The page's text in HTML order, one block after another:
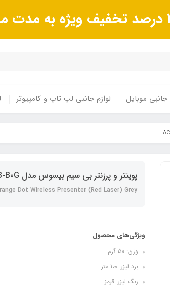
جانبی موبایل لوازم جانبی لپ تاپ و کامپیوتر
پوینتر و پرزنتر بی سیم بیسوس مدل ACFYB-B0G
Dot Wireless Presenter (Red Laser) Grey
ویژگی‌های محصول
وزن: ۵۰ گرم
برد لیزر: 100 متر
رنگ لیزر: قرمز